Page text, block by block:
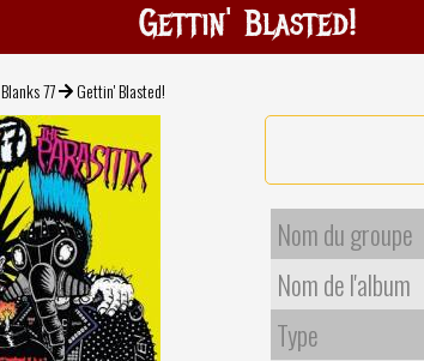
Gettin' Blasted!
Blanks 77 Gettin' Blasted!
Nom du groupe
Nom de l'album
Type